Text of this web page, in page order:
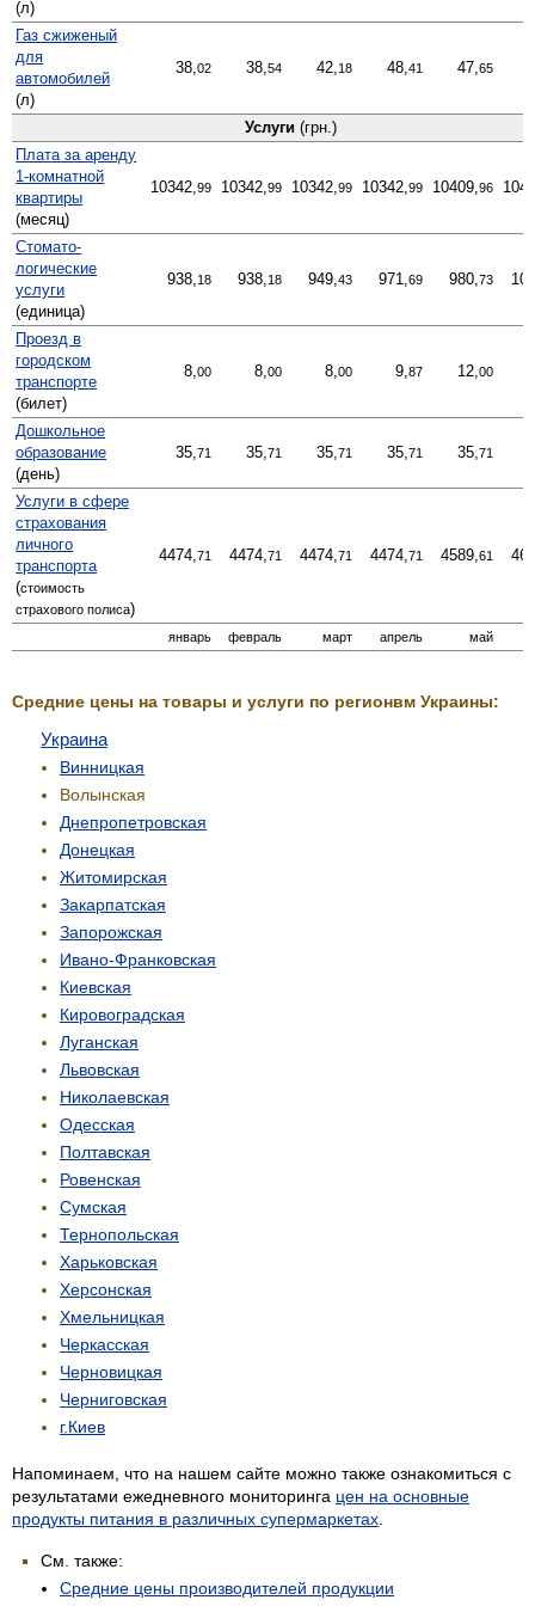
(л)
Газ сжиженый
для
автомобилей
(л)
38,02 38,54 42, 18 48,41 47,65
Услуги (грн.)
Плата за аренду
1-комнатной
квартиры
(месяц)
10342,99 10342,99 10342,99 10342,99 10409,96
Стомато­
логические
услуги
(единица)
938, 18 938, 18 949,43 971,69 980,73
Проезд в
городском
транспорте
(билет)
8,00 8,00 8,00 9,87 12,00
Дошкольное
образование
(день)
35,71 35,71 35,71 35,71 35,71
Услуги в сфере
страхования
личного
транспорта
(стоимость
страхового полиса)
4474,71 4474,71 4474,71 4474,71 4589,61
январь февраль март апрель май
Средние цены на товары и услуги по регионвм Украины:
Украина
Винницкая
Волынская
Днепропетровская
Донецкая
Житомирская
Закарпатская
Запорожская
Ивано-Франковская
Киевская
Кировоградская
Луганская
Львовская
Николаевская
Одесская
Полтавская
Ровенская
Сумская
Тернопольская
Харьковская
Херсонская
Хмельницкая
Черкасская
Черновицкая
Черниговская
г.Киев
Напоминаем, что на нашем сайте можно также ознакомиться с
результатами ежедневного мониторинга цен на основные
продукты питания в различных супермаркетах
См. также:
Средние цены производителей продукции